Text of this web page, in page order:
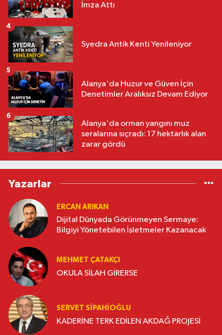
İmza Attı
Syedra Antik Kenti Yenileniyor
4
Alanya'da Huzur ve Güven İçin
Denetimler Aralıksız Devam Ediyor
5
Alanya'da orman yangını muz
seralarına sıçradı: 17 hektarlık alan
zarar gördü
6
Yazarlar
ERCAN ARIKAN
Dijital Dünyada Görünmeyen Sermaye:
Bilgiyi Yönetebilen İşletmeler Kazanacak
MEHMET ÇATAKÇI
OKULA SİLAH GİRERSE
SERVET SİPAHİOĞLU
KADERİNE TERK EDİLEN AKDAĞ PROJESİ